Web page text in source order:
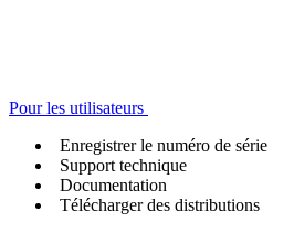
Pour les utilisateurs
Enregistrer le numéro de série
Support technique
Documentation
Télécharger des distributions